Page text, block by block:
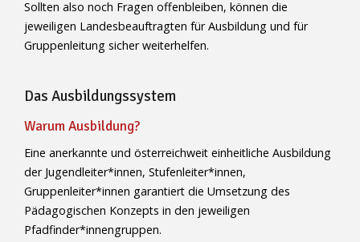
Sollten also noch Fragen offenbleiben, können die
jeweiligen Landesbeauftragten für Ausbildung und für
Gruppenleitung sicher weiterhelfen.
Das Ausbildungssystem
Warum Ausbildung?
Eine anerkannte und österreichweit einheitliche Ausbildung
der Jugendleiter*innen, Stufenleiter*innen,
Gruppenleiter*innen garantiert die Umsetzung des
Pädagogischen Konzepts in den jeweiligen
Pfadfinder*innengruppen.